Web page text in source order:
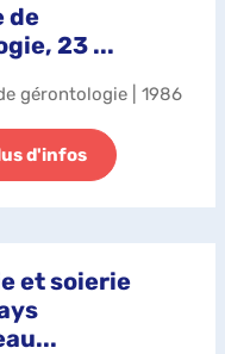
de
23 ...
gérontologie | 1986
d'infos
et soierie